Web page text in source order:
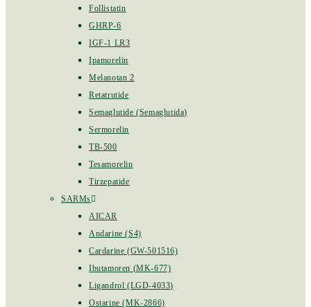
Follistatin
GHRP-6
IGF-1 LR3
Ipamorelin
Melanotan 2
Retatrutide
Semaglutide (Semaglutida)
Sermorelin
TB-500
Tesamorelin
Tirzepatide
SARMs
AICAR
Andarine (S4)
Cardarine (GW-501516)
Ibutamoren (MK-677)
Ligandrol (LGD-4033)
Ostarine (MK-2866)